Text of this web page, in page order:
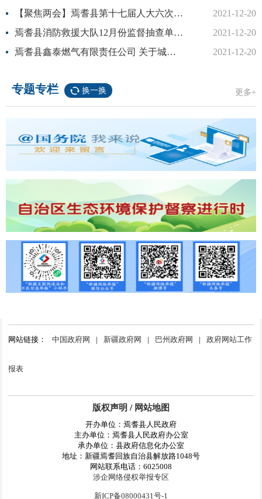
2021-12-20
【聚焦两会】焉耆县第十七届人大六次会议召开议案审查会议和主席团第四次会议
2021-12-20
焉耆县消防救援大队12月份监督抽查单位 公 示
2021-12-20
焉耆县鑫泰燃气有限责任公司 关于城市管道燃气配气成本信息公开的公告
更多+
专题专栏 换一换
网站链接： 中国政府网 | 新疆政府网 | 巴州政府网 | 政府网站工作
报表
版权声明 / 网站地图
开办单位：焉耆县人民政府
主办单位：焉耆县人民政府办公室
承办单位：县政府信息化办公室
地址：新疆焉耆回族自治县解放路1048号
网站联系电话：6025008
涉企网络侵权举报专区
新ICP备08000431号-1